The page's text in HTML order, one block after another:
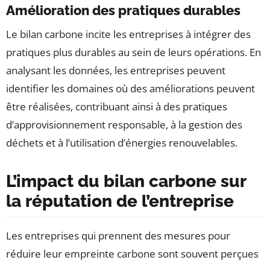
Amélioration des pratiques durables
Le bilan carbone incite les entreprises à intégrer des
pratiques plus durables au sein de leurs opérations. En
analysant les données, les entreprises peuvent
identifier les domaines où des améliorations peuvent
être réalisées, contribuant ainsi à des pratiques
d’approvisionnement responsable, à la gestion des
déchets et à l’utilisation d’énergies renouvelables.
L’impact du bilan carbone sur
la réputation de l’entreprise
Les entreprises qui prennent des mesures pour
réduire leur empreinte carbone sont souvent perçues